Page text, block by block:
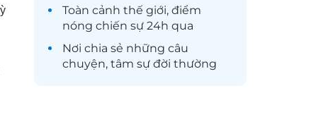
Toàn cảnh thế giới, điểm
nóng chiến sự 24h qua
Nơi chia sẻ những câu
chuyện, tâm sự đời thường